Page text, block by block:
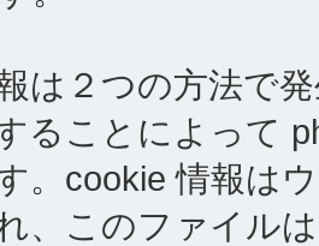
は２つの方法で
ることによって
。cookie 情報は
、このファイル